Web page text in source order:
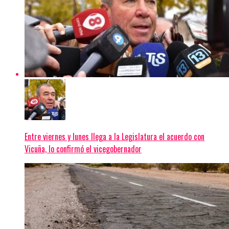
Entre viernes y lunes llega a la Legislatura el acuerdo con
Vicuña, lo confirmó el vicegobernador